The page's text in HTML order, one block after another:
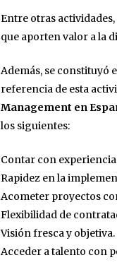
Entre otras
que aporten valor a la
Además, se constituyó
referencia de esta
Management en
los siguientes:
Contar con
Rapidez en la
Acometer proyectos
Flexibilidad de
Visión fresca y objetiva.
Acceder a talento con